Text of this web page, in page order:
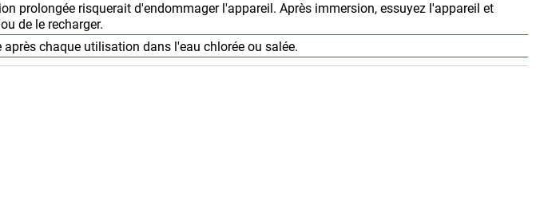
prolongée risquerait d'endommager l'appareil. Après immersion, essuyez l'appareil et
de le recharger.
chaque utilisation dans l'eau chlorée ou salée.